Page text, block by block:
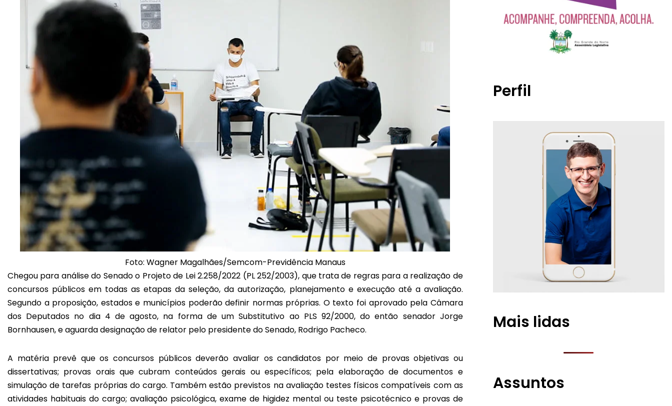
Foto: Wagner Magalhães/Semcom-Previdência Manaus
Chegou para análise do Senado o Projeto de Lei 2.258/2022 (PL 252/2003), que trata de regras para a realização de
concursos públicos em todas as etapas da seleção, da autorização, planejamento e execução até a avaliação.
Segundo a proposição, estados e municípios poderão definir normas próprias. O texto foi aprovado pela Câmara
dos Deputados no dia 4 de agosto, na forma de um Substitutivo ao PLS 92/2000, do então senador Jorge
Bornhausen, e aguarda designação de relator pelo presidente do Senado, Rodrigo Pacheco.
A matéria prevê que os concursos públicos deverão avaliar os candidatos por meio de provas objetivas ou
dissertativas; provas orais que cubram conteúdos gerais ou específicos; pela elaboração de documentos e
simulação de tarefas próprias do cargo. Também estão previstos na avaliação testes físicos compatíveis com as
atividades habituais do cargo; avaliação psicológica, exame de higidez mental ou teste psicotécnico e provas de
Perfil
Mais lidas
Assuntos